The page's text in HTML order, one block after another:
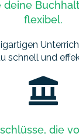
deine
flexibel.
schnell und
die